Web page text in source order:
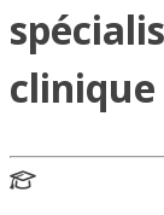
clinique